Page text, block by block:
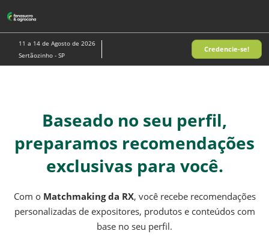
para
o
conteúdo
11 a 14 de Agosto de 2026
Sertãozinho - SP
Credencie-se!
Baseado no seu perfil,
preparamos recomendações
exclusivas para você.
Com o Matchmaking da RX, você recebe recomendações
personalizadas de expositores, produtos e conteúdos com
base no seu perfil.